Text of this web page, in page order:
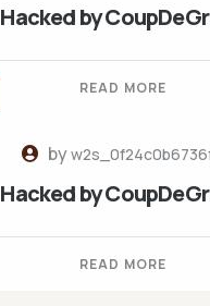
Hacked by
READ MORE
by
Hacked by
READ MORE